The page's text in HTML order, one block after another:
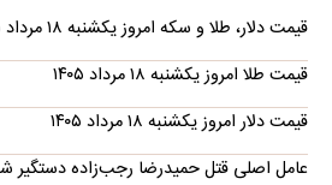
قیمت دلار، طلا و سکه امروز یکشنبه ۱۸ مرداد ۱۴۰۵
قیمت طلا امروز یکشنبه ۱۸ مرداد ۱۴۰۵
قیمت دلار امروز یکشنبه ۱۸ مرداد ۱۴۰۵
عامل اصلی قتل حمیدرضا رجب‌زاده دستگیر